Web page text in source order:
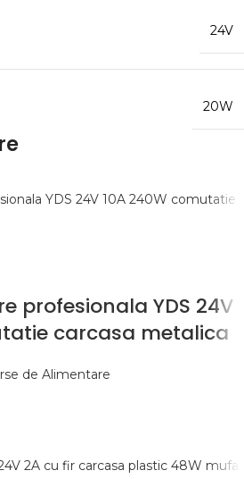
24V
20W
profesionala YDS 24V
carcasa metalica
de Alimentare